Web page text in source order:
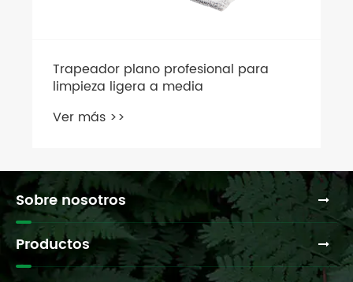
Trapeador plano profesional para
limpieza ligera a media
Ver más >>
Sobre nosotros
Productos